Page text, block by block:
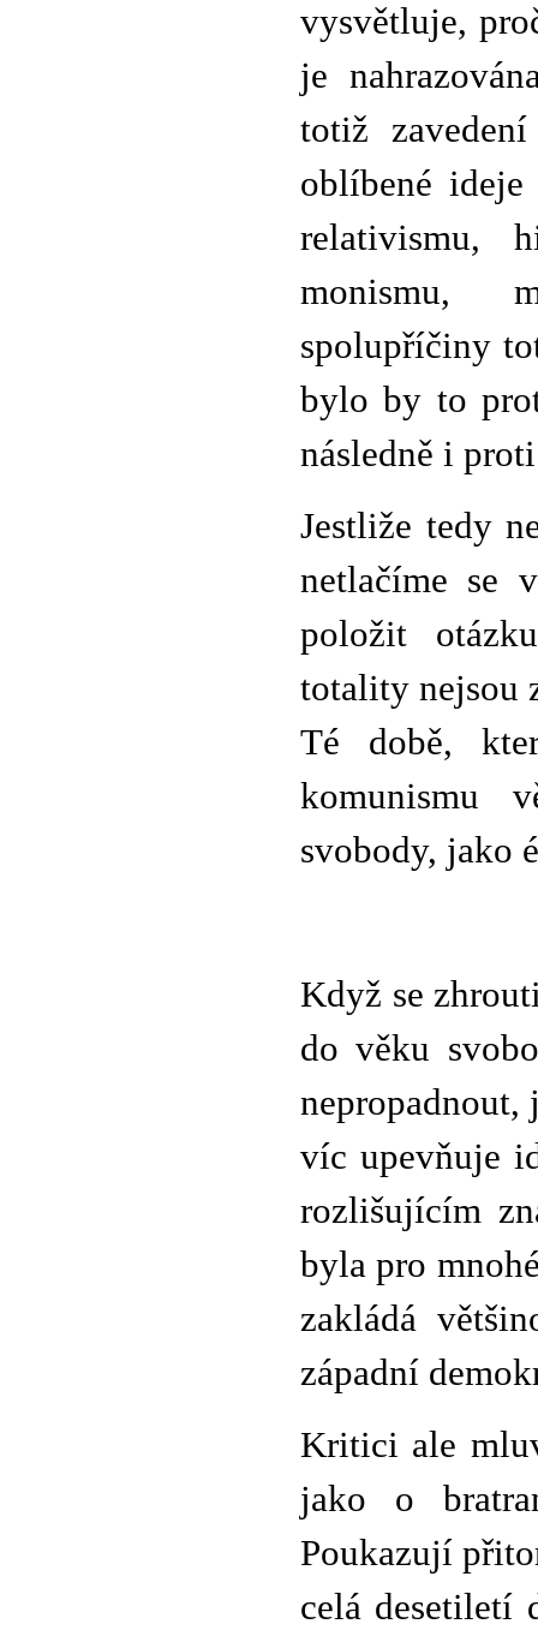
vysvětluje,
je
totiž
oblíbené ideje
relativismu,
monismu,
spolupříčiny
bylo by to
následně i
Jestliže tedy
netlačíme se
položit
totality nejsou
Té době,
komunismu
svobody, jako
Když se
do věku
nepropadnout,
víc upevňuje
rozlišujícím
byla pro
zakládá
západní
Kritici ale
jako o
Poukazují
celá desetiletí